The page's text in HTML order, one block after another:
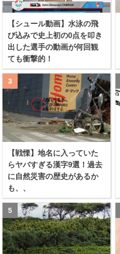
【シュール動画】水泳の飛
び込みで史上初の0点を叩き
出した選手の動画が何回観
ても衝撃的！
【戦慄】地名に入っていた
らヤバすぎる漢字9選！過去
に自然災害の歴史があるか
も、、